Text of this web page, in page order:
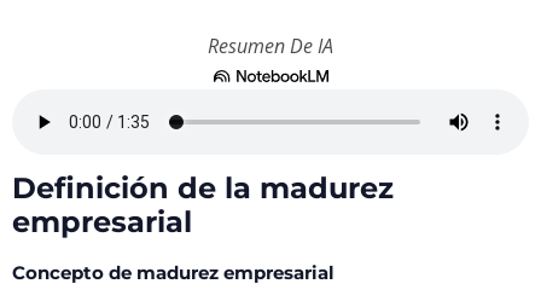
Resumen De IA
Definición de la madurez
empresarial
Concepto de madurez empresarial